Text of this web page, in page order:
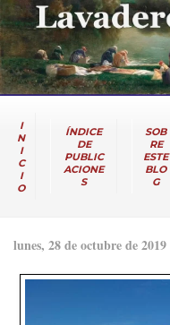
I
N
I
C
I
O
ÍNDICE
DE
PUBLIC
ACIONE
S
SOB
RE
ESTE
BLO
G
lunes, 28 de octubre de 2019